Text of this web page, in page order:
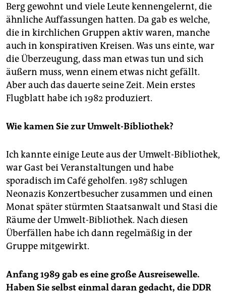
Berg gewohnt und viele Leute kennengelernt, die
ähnliche Auffassungen hatten. Da gab es welche,
die in kirchlichen Gruppen aktiv waren, manche
auch in konspirativen Kreisen. Was uns einte, war
die Überzeugung, dass man etwas tun und sich
äußern muss, wenn einem etwas nicht gefällt.
Aber auch das dauerte seine Zeit. Mein erstes
Flugblatt habe ich 1982 produziert.
Wie kamen Sie zur Umwelt-Bibliothek?
Ich kannte einige Leute aus der Umwelt-Bibliothek,
war Gast bei Veranstaltungen und habe
sporadisch im Café geholfen. 1987 schlugen
Neonazis Konzertbesucher zusammen und einen
Monat später stürmten Staatsanwalt und Stasi die
Räume der Umwelt-Bibliothek. Nach diesen
Überfällen habe ich dann regelmäßig in der
Gruppe mitgewirkt.
Anfang 1989 gab es eine große Ausreisewelle.
Haben Sie selbst einmal daran gedacht, die DDR